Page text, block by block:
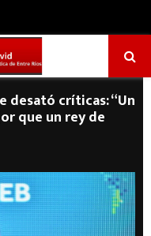
desató críticas: “Un
que un rey de